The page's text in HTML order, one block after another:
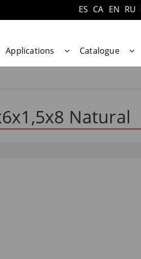
ES CA EN RU
Applications Catalogue
Natural